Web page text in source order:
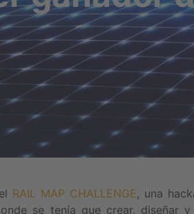
RAIL MAP CHALLENGE, una
se tenía que crear, diseñar y